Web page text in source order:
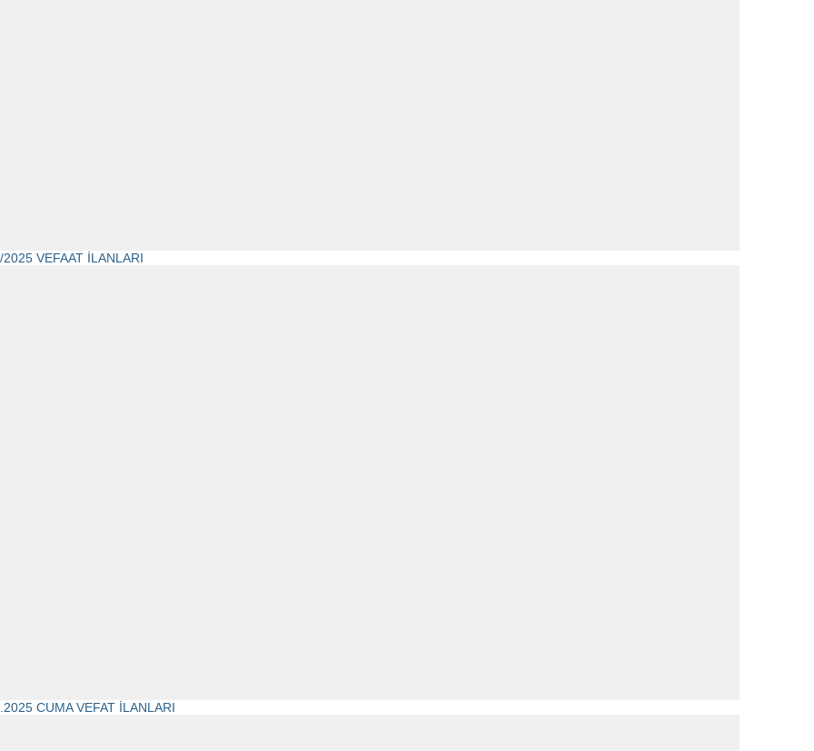
VEFAAT İLANLARI
CUMA VEFAT İLANLARI